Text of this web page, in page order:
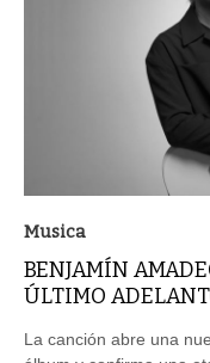
Musica
BENJAMÍN
ÚLTIMO
La canción abre una